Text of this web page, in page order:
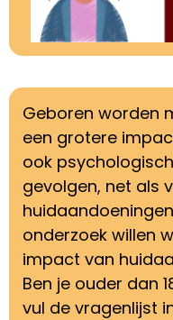
Geboren worden
een grotere
ook
gevolgen, net als
onderzoek willen
impact van
Ben je ouder dan
vul de vragenlijst